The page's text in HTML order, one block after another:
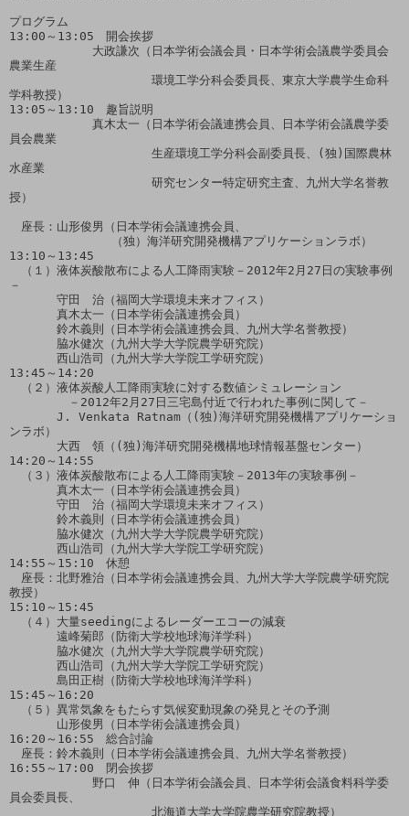
プログラム
13:00～13:05　開会挨拶
大政謙次（日本学術会議会員・日本学術会議農学委員会
農業生産
環境工学分科会委員長、東京大学農学生命科
学科教授）
13:05～13:10　趣旨説明
真木太一（日本学術会議連携会員、日本学術会議農学委
員会農業
生産環境工学分科会副委員長、(独)国際農林
水産業
研究センター特定研究主査、九州大学名誉教
授）
座長：山形俊男（日本学術会議連携会員、
（独）海洋研究開発機構アプリケーションラボ）
13:10～13:45
（１）液体炭酸散布による人工降雨実験－2012年2月27日の実験事例
－
守田　治（福岡大学環境未来オフィス）
真木太一（日本学術会議連携会員）
鈴木義則（日本学術会議連携会員、九州大学名誉教授）
脇水健次（九州大学大学院農学研究院）
西山浩司（九州大学大学院工学研究院）
13:45～14:20
（２）液体炭酸人工降雨実験に対する数値シミュレーション
－2012年2月27日三宅島付近で行われた事例に関して－
J. Venkata Ratnam（(独)海洋研究開発機構アプリケーショ
ンラボ）
大西　領（(独)海洋研究開発機構地球情報基盤センター）
14:20～14:55
（３）液体炭酸散布による人工降雨実験－2013年の実験事例－
真木太一（日本学術会議連携会員）
守田　治（福岡大学環境未来オフィス）
鈴木義則（日本学術会議連携会員）
脇水健次（九州大学大学院農学研究院）
西山浩司（九州大学大学院工学研究院）
14:55～15:10　休憩
座長：北野雅治（日本学術会議連携会員、九州大学大学院農学研究院
教授）
15:10～15:45
（４）大量seedingによるレーダーエコーの減衰
遠峰菊郎（防衛大学校地球海洋学科）
脇水健次（九州大学大学院農学研究院）
西山浩司（九州大学大学院工学研究院）
島田正樹（防衛大学校地球海洋学科）
15:45～16:20
（５）異常気象をもたらす気候変動現象の発見とその予測
山形俊男（日本学術会議連携会員）
16:20～16:55　総合討論
座長：鈴木義則（日本学術会議連携会員、九州大学名誉教授）
16:55～17:00　閉会挨拶
野口　伸（日本学術会議会員、日本学術会議食料科学委
員会委員長、
北海道大学大学院農学研究院教授）